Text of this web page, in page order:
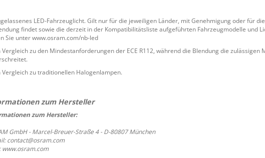
LED-Fahrzeuglicht. Gilt nur für die jeweiligen Länder, mit Genehmigung oder für
findet sowie die derzeit in der Kompatibilitätsliste aufgeführten Fahrzeugmodelle und
Sie unter www.osram.com/nb-led
Vergleich zu den Mindestanforderungen der ECE R112, während die Blendung die zulässigen
Vergleich zu traditionellen Halogenlampen.
zum Hersteller:
GmbH - Marcel-Breuer-Straße 4 - D-80807 München
contact@osram.com
www.osram.com